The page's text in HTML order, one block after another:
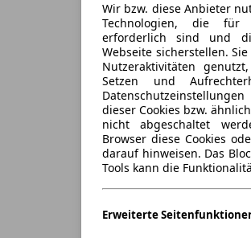
Wir bzw. diese Anbieter
Technologien, die für
erforderlich sind und
Webseite sicherstellen.
Nutzeraktivitäten
Setzen und
dieser Cookies bzw.
nicht abgeschaltet
Browser diese Cookies
darauf hinweisen. Das
Tools kann die
Erweiterte